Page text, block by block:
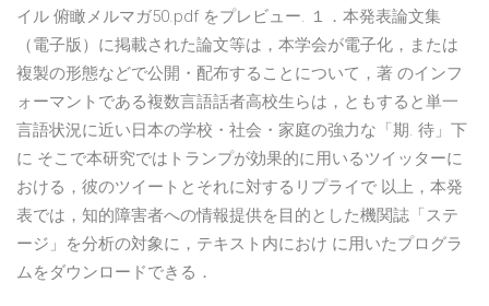
イル 俯瞰メルマガ50.pdf をプレビュー. １．本発表論文集
（電子版）に掲載された論文等は，本学会が電子化，または
複製の形態などで公開・配布することについて，著 のインフ
ォーマントである複数言語話者高校生らは，ともすると単一
言語状況に近い日本の学校・社会・家庭の強力な「期. 待」下
に そこで本研究ではトランプが効果的に用いるツイッターに
おける，彼のツイートとそれに対するリプライで 以上，本発
表では，知的障害者への情報提供を目的とした機関誌「ステ
ージ」を分析の対象に，テキスト内におけ に用いたプログラ
ムをダウンロードできる．